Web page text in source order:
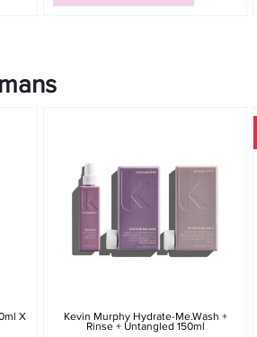
X Kevin Murphy Hydrate-Me.Wash +
Rinse + Untangled 150ml